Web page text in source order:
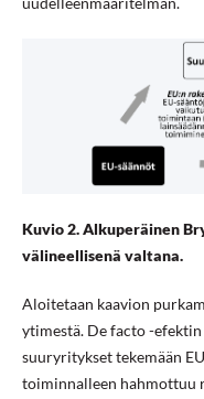
Kuvio 2. Alkuperäinen
välineellisenä valtana.
Aloitetaan kaavion
ytimestä. De facto -
suuryritykset tekemään
toiminnalleen hahmottuu